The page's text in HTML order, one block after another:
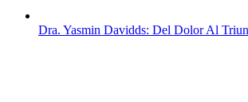
Dra. Yasmin Davidds: Del Dolor Al